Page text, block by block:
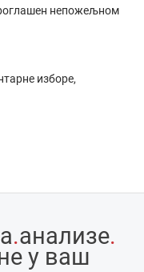
непожељном
изборе,
.анализе.
у ваш